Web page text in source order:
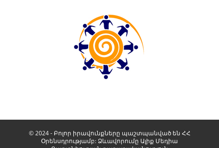
© 2024 - Բոլոր իրավունքները պաշտպանված են ՀՀ
Օրենսդրությամբ: Ձևավորումը Ալիք Մեդիա